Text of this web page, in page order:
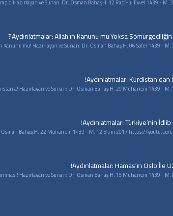
Aydınlatmalar: Allah’ın Kanunu mu Yoksa Sömürgeciliğin
Aydınlatmalar: Kürdistan’dan
Aydınlatmalar: Türkiye’nin
Aydınlatmalar: Hamas’ın Oslo İle